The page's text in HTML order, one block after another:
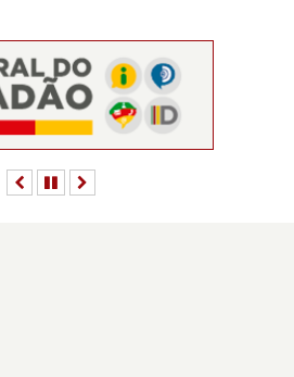
AnteriorPausar